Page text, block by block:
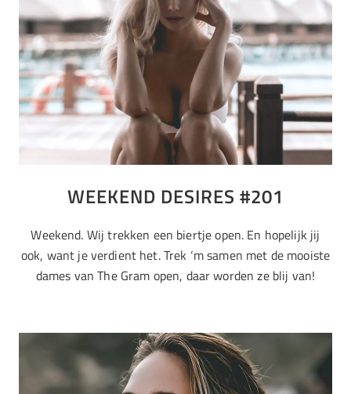
WEEKEND DESIRES #201
Weekend. Wij trekken een biertje open. En hopelijk jij
ook, want je verdient het. Trek ‘m samen met de mooiste
dames van The Gram open, daar worden ze blij van!